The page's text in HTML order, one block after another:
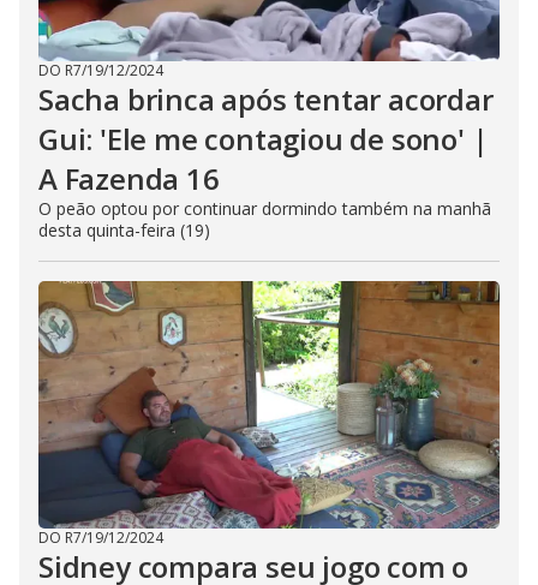
DO R7/19/12/2024
Sacha brinca após tentar acordar
Gui: 'Ele me contagiou de sono' |
A Fazenda 16
O peão optou por continuar dormindo também na manhã
desta quinta-feira (19)
DO R7/19/12/2024
Sidney compara seu jogo com o